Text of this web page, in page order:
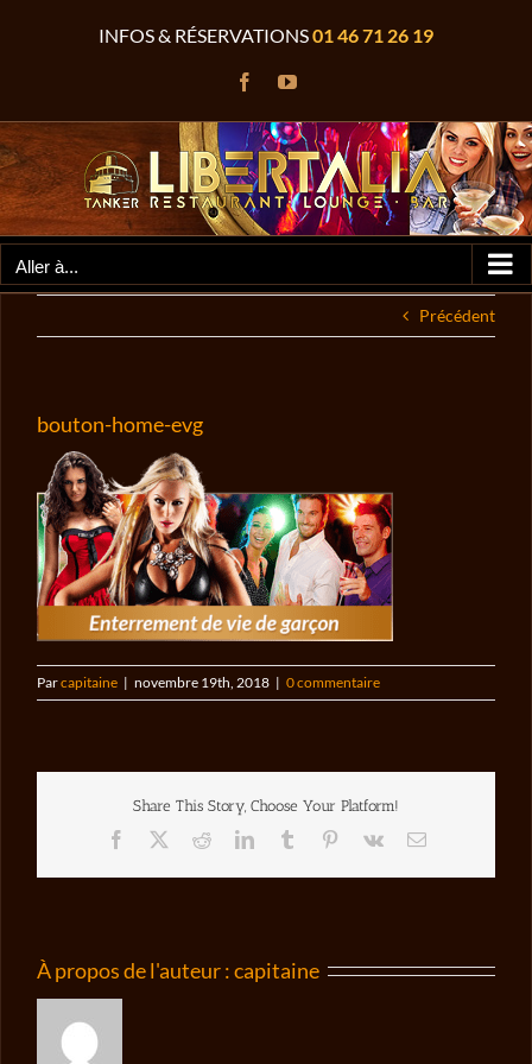
INFOS & RÉSERVATIONS01 46 71 26 19
FacebookYouTube
Aller à...
Précédent
bouton-home-evg
Parcapitaine | novembre 19th, 2018 | 0 commentaire
Share This Story, Choose Your Platform!
Facebook RedditLinkedInTumblr Pinterest
Vk Email
À propos de l'auteur :capitaine